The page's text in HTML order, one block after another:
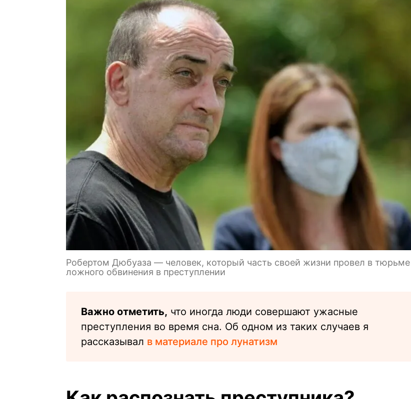
Робертом Дюбуаза — человек, который часть своей жизни провел в тюрьме
ложного обвинения в преступлении
Важно отметить, что иногда люди совершают ужасные
преступления во время сна. Об одном из таких случаев я
рассказывал в материале про лунатизм